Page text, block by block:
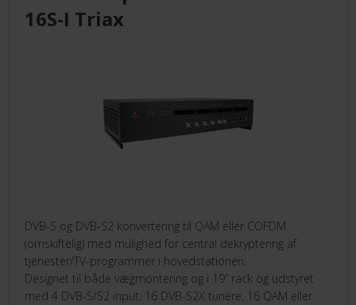
16S-I Triax
DVB-S og DVB-S2 konvertering til QAM eller COFDM
(omskiftelig) med mulighed for central dekryptering af
tjenester/TV-programmer i hovedstationen.
Designet til både vægmontering og i 19” rack og udstyret
med 4 DVB-S/S2 input, 16 DVB-S2X tunere, 16 QAM eller